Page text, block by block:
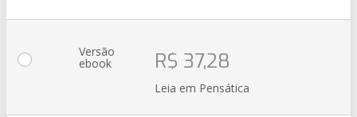
Versão
ebook R$ 37,28
Leia em Pensática